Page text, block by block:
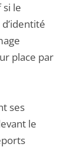
si le
place par
ses
le